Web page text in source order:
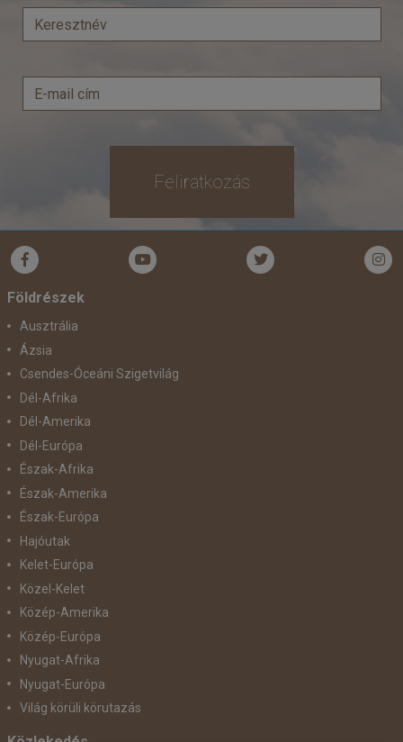
Időtartam:3 éj
már 134.900 Ft-tól
Időpontok és árak
Feliratkozás
Földrészek
Ausztrália
Ázsia
Csendes-Óceáni Szigetvilág
Dél-Afrika
Dél-Amerika
Dél-Európa
Észak-Afrika
Észak-Amerika
Észak-Európa
Hajóutak
Kelet-Európa
Közel-Kelet
Közép-Amerika
Közép-Európa
Nyugat-Afrika
Nyugat-Európa
Világ körüli körutazás